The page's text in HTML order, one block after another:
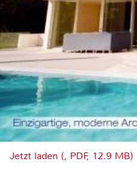
Jetzt laden (, PDF, 12.9 MB)